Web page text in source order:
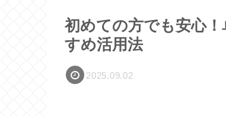
初めての方でも安心
すめ活用法
2025.09.02